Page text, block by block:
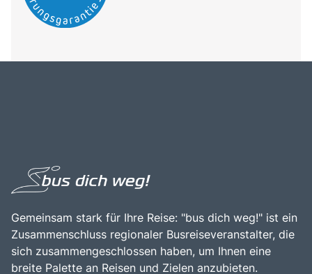
Gemeinsam stark für Ihre Reise: "bus dich weg!" ist ein
Zusammenschluss regionaler Busreiseveranstalter, die
sich zusammengeschlossen haben, um Ihnen eine
breite Palette an Reisen und Zielen anzubieten.